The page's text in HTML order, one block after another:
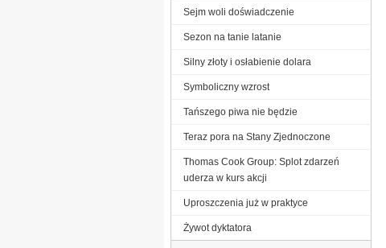
Sejm woli doświadczenie
Sezon na tanie latanie
Silny złoty i osłabienie dolara
Symboliczny wzrost
Tańszego piwa nie będzie
Teraz pora na Stany Zjednoczone
Thomas Cook Group: Splot zdarzeń
uderza w kurs akcji
Uproszczenia już w praktyce
Żywot dyktatora